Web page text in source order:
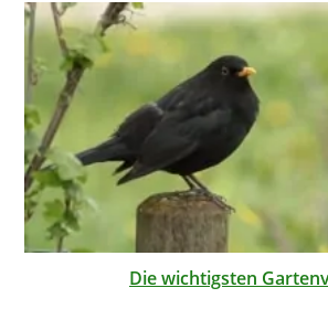
Die wichtigsten